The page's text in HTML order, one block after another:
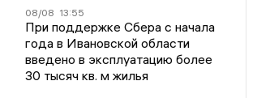
08/08 13:55
При поддержке Сбера с начала
года в Ивановской области
введено в эксплуатацию более
30 тысяч кв. м жилья